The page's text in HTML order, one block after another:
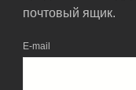
почтовый ящик.
E-mail